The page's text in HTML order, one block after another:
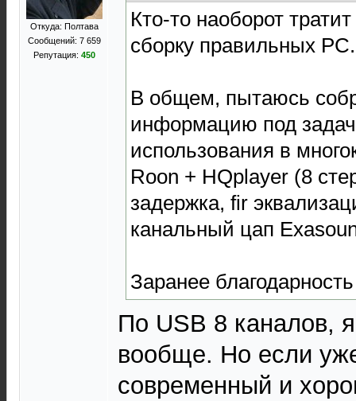
Откуда: Полтава
Сообщений: 7 659
Репутация: 450
Кто-то наоборот
сборку правильных PC.
В общем, пытаюсь
информацию под
использования в
Roon + HQplayer (8
задержка, fir
канальный цап
Заранее
По USB 8 каналов,
вообще. Но если
современный и